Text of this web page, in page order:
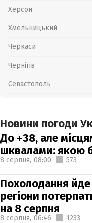
Херсон
Хмельницький
Черкаси
Чернігів
Севастополь
Новини погоди
До +38, але
шквалами: якою
8 серпня, 08:00 573
Похолодання йде
регіони
на 8 серпня
8 серпня, 06:46 1233